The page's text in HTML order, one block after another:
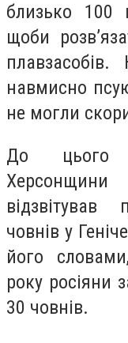
близько 100
щоби
плавзасобів.
навмисно
не могли
До цього
човнів у
його
року росіяни
30 човнів.